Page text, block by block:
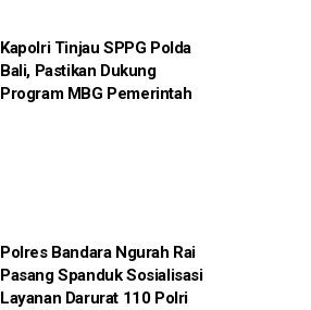
Kapolri Tinjau SPPG Polda
Bali, Pastikan Dukung
Program MBG Pemerintah
Polres Bandara Ngurah Rai
Pasang Spanduk Sosialisasi
Layanan Darurat 110 Polri